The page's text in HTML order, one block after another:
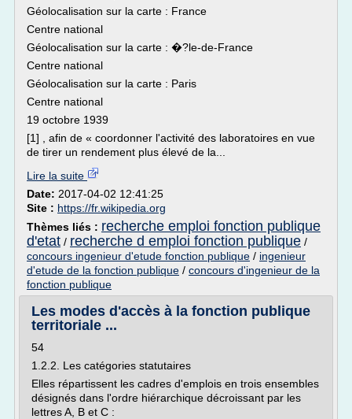
Géolocalisation sur la carte : France
Centre national
Géolocalisation sur la carte : �?le-de-France
Centre national
Géolocalisation sur la carte : Paris
Centre national
19 octobre 1939
[1] , afin de « coordonner l'activité des laboratoires en vue
de tirer un rendement plus élevé de la...
Lire la suite
Date: 2017-04-02 12:41:25
Site : https://fr.wikipedia.org
Thèmes liés : recherche emploi fonction publique
d'etat / recherche d emploi fonction publique /
concours ingenieur d'etude fonction publique / ingenieur
d'etude de la fonction publique / concours d'ingenieur de la
fonction publique
Les modes d'accès à la fonction publique
territoriale ...
54
1.2.2. Les catégories statutaires
Elles répartissent les cadres d'emplois en trois ensembles
désignés dans l'ordre hiérarchique décroissant par les
lettres A, B et C :